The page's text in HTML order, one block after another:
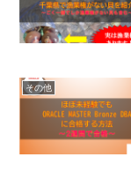
その他